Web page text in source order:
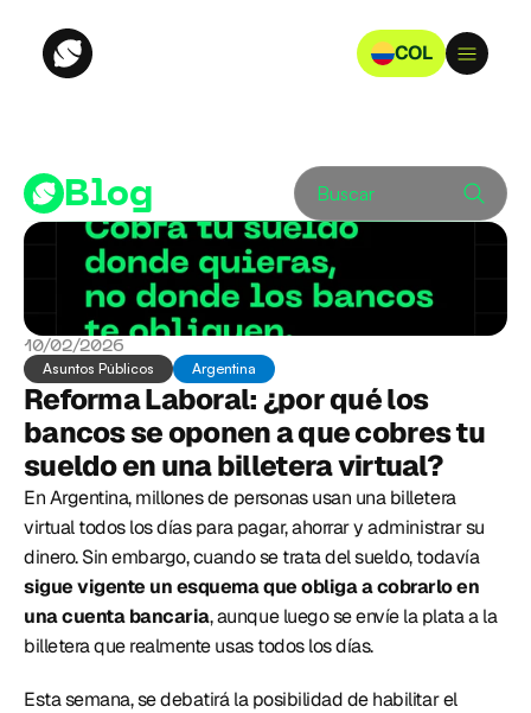
COL
Blog Buscar
10/02/2026
Asuntos Públicos Argentina
Reforma Laboral: ¿por qué los
bancos se oponen a que cobres tu
sueldo en una billetera virtual?
En Argentina, millones de personas usan una billetera
virtual todos los días para pagar, ahorrar y administrar su
dinero. Sin embargo, cuando se trata del sueldo, todavía
sigue vigente un esquema que obliga a cobrarlo en
una cuenta bancaria, aunque luego se envíe la plata a la
billetera que realmente usas todos los días.
Esta semana, se debatirá la posibilidad de habilitar el